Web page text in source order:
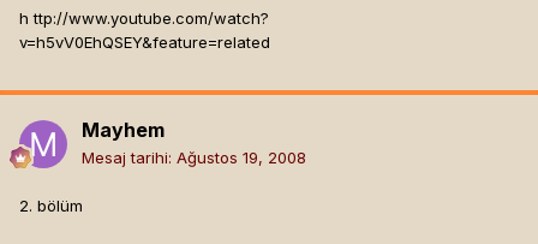
h ttp://www.youtube.com/watch?
v=h5vV0EhQSEY&feature=related
Mayhem
Mesaj tarihi: Ağustos 19, 2008
2. bölüm